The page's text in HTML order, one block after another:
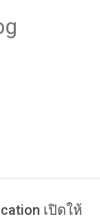
เปิดให้